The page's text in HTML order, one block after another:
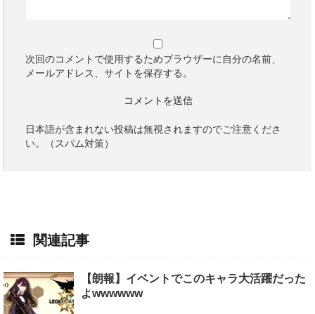
次回のコメントで使用するためブラウザーに自分の名前、
メールアドレス、サイトを保存する。
日本語が含まれない投稿は無視されますのでご注意くださ
い。（スパム対策）
関連記事
【朗報】イベントでこのキャラ大活躍だった
よwwwwww